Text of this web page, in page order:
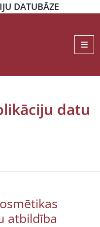
DATUBĀZE
datu
atbildība